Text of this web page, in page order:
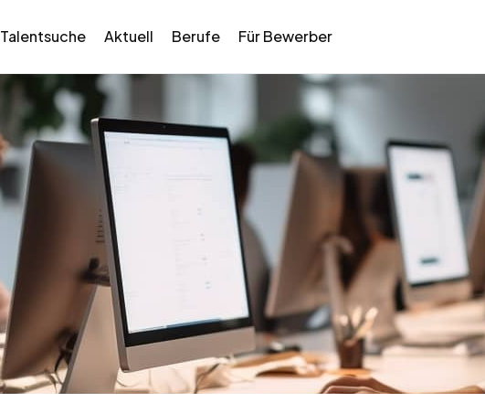
Talentsuche Aktuell Berufe Für Bewerber